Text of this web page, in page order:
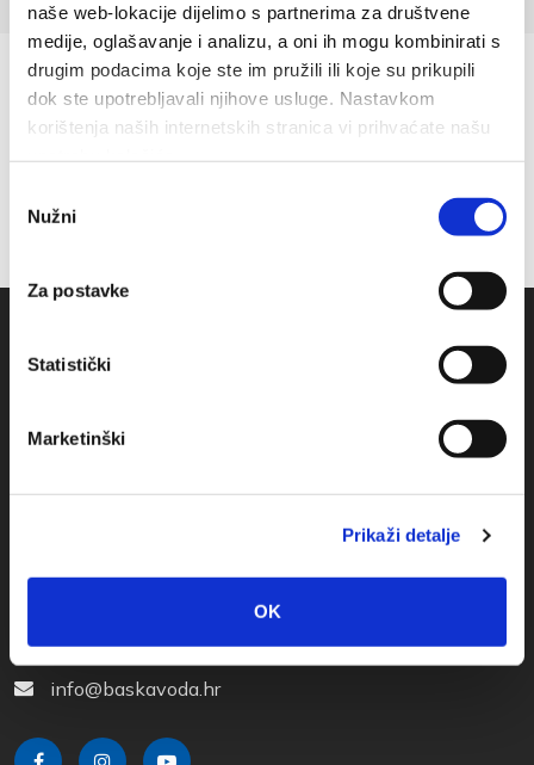
naše web-lokacije dijelimo s partnerima za društvene
medije, oglašavanje i analizu, a oni ih mogu kombinirati s
drugim podacima koje ste im pružili ili koje su prikupili
dok ste upotrebljavali njihove usluge. Nastavkom
korištenja naših internetskih stranica vi prihvaćate našu
pristanka
Nužni
Za postavke
Statistički
Marketinški
Prikaži detalje
OK
info@baskavoda.hr